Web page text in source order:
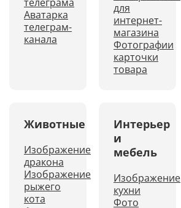
Аватарка
телеграм-
канала
для
интернет-
магазина
Фотографии
карточки
товара
Животные
Изображение
дракона
Изображение
рыжего
кота
Интерьер
и
мебель
Изображение
кухни
Фото